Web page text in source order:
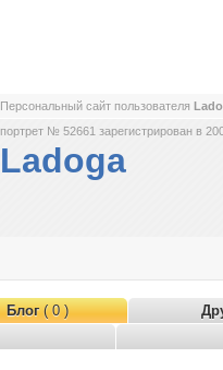
Персональный сайт пользователя
портрет № 52661 зарегистрирован в
Ladoga
Блог( 0 )